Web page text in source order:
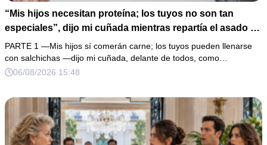
“Mis hijos necesitan proteína; los tuyos no son tan
especiales”, dijo mi cuñada mientras repartía el asado y
hacía llorar a mi hija. Mi esposo me pidió que no armara
un escándalo, así que guardé silencio, terminé un pastel
de boda de 8,000 pesos y coloqué sobre la mesa un
PARTE 1 —Mis hijos sí comerán carne; los tuyos pueden llenarse
con salchichas —dijo mi cuñada, delante de todos, como…
06/08/2026 15:48